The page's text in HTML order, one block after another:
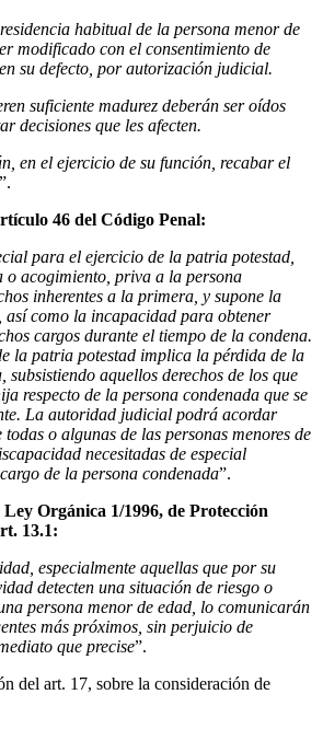
habitual de la persona menor de
modificado con el consentimiento de
su defecto, por autorización judicial.
suficiente madurez deberán ser oídos
decisiones que les afecten.
en el ejercicio de su función, recabar el
”.
46 del Código Penal:
para el ejercicio de la patria potestad,
o acogimiento, priva a la persona
inherentes a la primera, y supone la
así como la incapacidad para obtener
cargos durante el tiempo de la condena.
la patria potestad implica la pérdida de la
aquellos derechos de los que
respecto de la persona condenada que se
La autoridad judicial podrá acordar
todas o algunas de las personas menores de
necesitadas de especial
de la persona condenada”.
Orgánica 1/1996, de Protección
13.1:
especialmente aquellas que por su
detecten una situación de riesgo o
persona menor de edad, lo comunicarán
más próximos, sin perjuicio de
que precise”.
del art. 17, sobre la consideración de